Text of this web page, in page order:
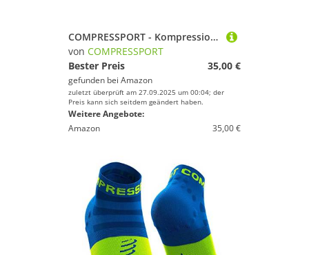
COMPRESSPORT - Kompressions-Wadenbandage – R2V2 – Muskelschutz, Leistung und Erholung für Sport – Ultraleicht und Antistatig – Laufen, Radfahren, Trail und Triathlon, 34-38
von COMPRESSPORT
Bester Preis
35,00 €
gefunden bei Amazon
zuletzt überprüft am 27.09.2025 um 00:04; der
Preis kann sich seitdem geändert haben.
Weitere Angebote:
Amazon
35,00 €